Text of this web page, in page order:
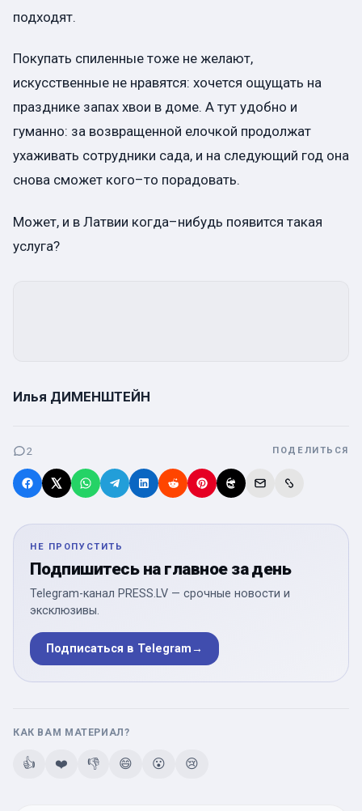
подходят.
Покупать спиленные тоже не желают,
искусственные не нравятся: хочется ощущать на
празднике запах хвои в доме. А тут удобно и
гуманно: за возвращенной елочкой продолжат
ухаживать сотрудники сада, и на следующий год она
снова сможет кого–то порадовать.
Может, и в Латвии когда–нибудь появится такая
услуга?
Илья ДИМЕНШТЕЙН
2 ПОДЕЛИТЬСЯ
НЕ ПРОПУСТИТЬ
Подпишитесь на главное за день
Telegram-канал PRESS.LV — срочные новости и
эксклюзивы.
Подписаться в Telegram→
КАК ВАМ МАТЕРИАЛ?
👍 ❤️ 👎 😄 😮 😢